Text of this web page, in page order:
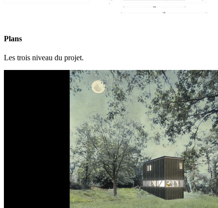
Plans
Les trois niveau du projet.